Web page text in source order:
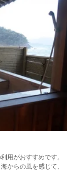
用がおすすめです。
からの風を感じて、